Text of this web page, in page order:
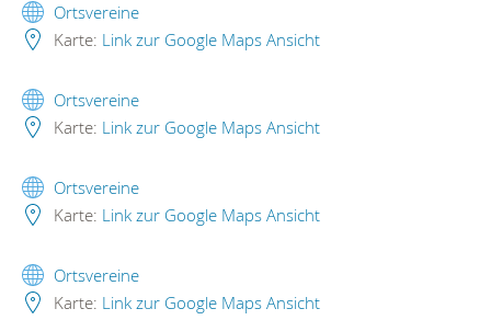
Ortsvereine
Karte: Link zur Google Maps Ansicht
Ortsvereine
Karte: Link zur Google Maps Ansicht
Ortsvereine
Karte: Link zur Google Maps Ansicht
Ortsvereine
Karte: Link zur Google Maps Ansicht